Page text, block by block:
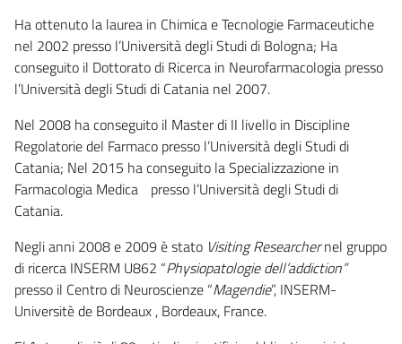
Ha ottenuto la laurea in Chimica e Tecnologie Farmaceutiche
nel 2002 presso l’Università degli Studi di Bologna; Ha
conseguito il Dottorato di Ricerca in Neurofarmacologia presso
l’Università degli Studi di Catania nel 2007.
Nel 2008 ha conseguito il Master di II livello in Discipline
Regolatorie del Farmaco presso l’Università degli Studi di
Catania; Nel 2015 ha conseguito la Specializzazione in
Farmacologia Medica presso l’Università degli Studi di
Catania.
Negli anni 2008 e 2009 è stato Visiting Researchernel gruppo
di ricerca INSERM U862 “Physiopatologie dell’addiction”
presso il Centro di Neuroscienze “Magendie”, INSERM-
Universitè de Bordeaux , Bordeaux, France.